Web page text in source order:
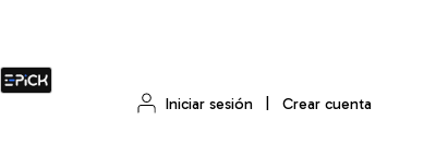
Iniciar sesión Crear cuenta